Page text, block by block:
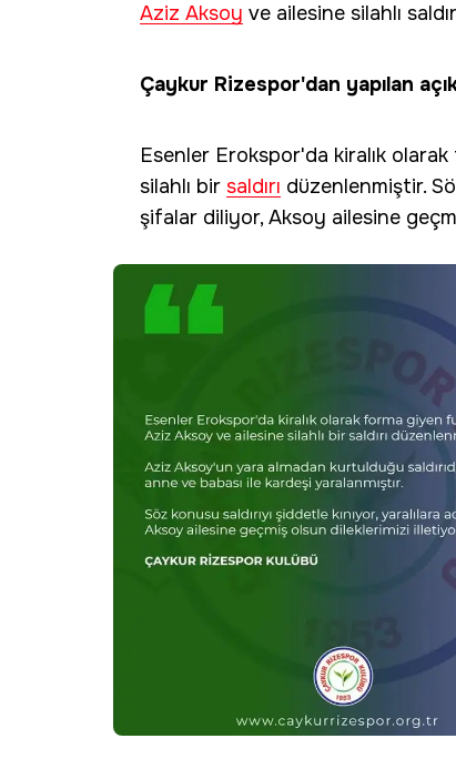
Aziz Aksoy ve ailesine silahlı
Çaykur Rizespor'dan yapılan
Esenler Erokspor'da kiralık
silahlı bir saldırı düzenlenmiştir.
şifalar diliyor, Aksoy ailesine